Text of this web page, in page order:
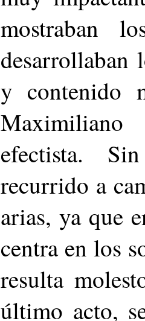
mostraban
desarrollaban
y contenido
efectista.
recurrido a
arias, ya que
centra en los
resulta
último acto,